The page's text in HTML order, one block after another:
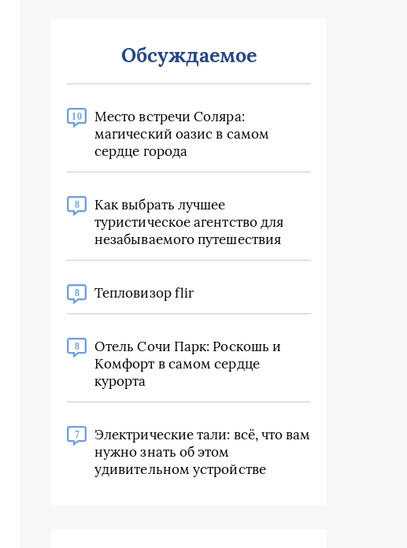
Обсуждаемое
10
Место встречи Соляра:
магический оазис в самом
сердце города
8
Как выбрать лучшее
туристическое агентство для
незабываемого путешествия
8 Тепловизор flir
8
Отель Сочи Парк: Роскошь и
Комфорт в самом сердце
курорта
7
Электрические тали: всё, что вам
нужно знать об этом
удивительном устройстве